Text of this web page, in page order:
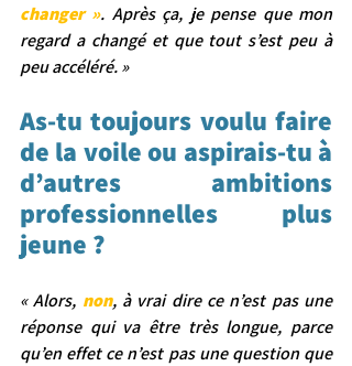
changer ». Après ça, je pense que mon
regard a changé et que tout s’est peu à
peu accéléré. »
As-tu toujours voulu faire
de la voile ou aspirais-tu à
d’autres ambitions
professionnelles plus
jeune ?
« Alors, non, à vrai dire ce n’est pas une
réponse qui va être très longue, parce
qu’en effet ce n’est pas une question que